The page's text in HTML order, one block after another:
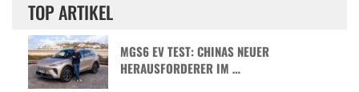
TOP ARTIKEL
MGS6 EV TEST: CHINAS NEUER
HERAUSFORDERER IM …